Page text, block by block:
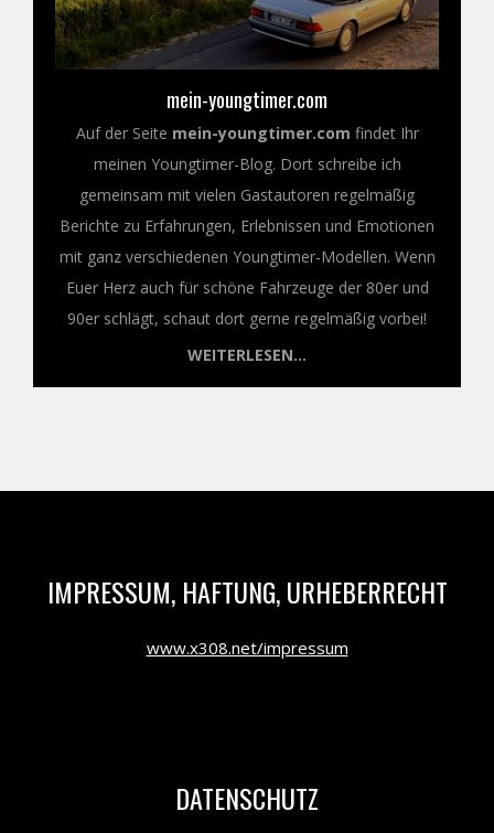
mein-youngtimer.com
Auf der Seite mein-youngtimer.com findet Ihr
meinen Youngtimer-Blog. Dort schreibe ich
gemeinsam mit vielen Gastautoren regelmäßig
Berichte zu Erfahrungen, Erlebnissen und Emotionen
mit ganz verschiedenen Youngtimer-Modellen. Wenn
Euer Herz auch für schöne Fahrzeuge der 80er und
90er schlägt, schaut dort gerne regelmäßig vorbei!
WEITERLESEN...
IMPRESSUM, HAFTUNG, URHEBERRECHT
www.x308.net/impressum
DATENSCHUTZ